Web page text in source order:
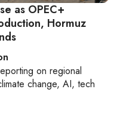
as OPEC+
Hormuz
on regional
change, AI, tech